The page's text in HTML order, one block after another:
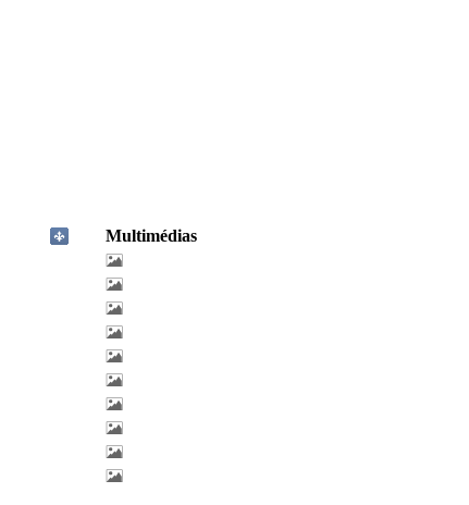
Multimédias